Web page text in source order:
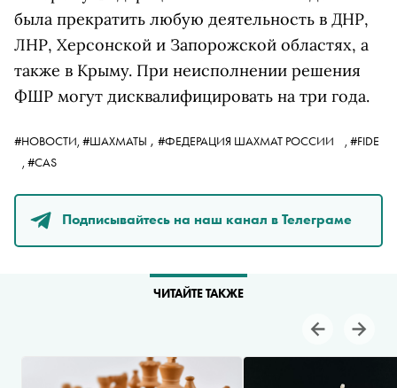
была прекратить любую деятельность в ДНР,
ЛНР, Херсонской и Запорожской областях, а
также в Крыму. При неисполнении решения
ФШР могут дисквалифицировать на три года.
#НОВОСТИ, #ШАХМАТЫ , #ФЕДЕРАЦИЯ ШАХМАТ РОССИИ , #FIDE
, #CAS
Подписывайтесь на наш канал в Телеграме
ЧИТАЙТЕ ТАКЖЕ